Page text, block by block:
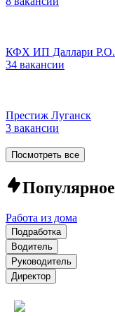
КФХ ИП Даллари Р.О.
34 вакансии
Престиж Луганск
3 вакансии
Посмотреть все
Популярное
Работа из дома
Подработка
Водитель
Руководитель
Директор